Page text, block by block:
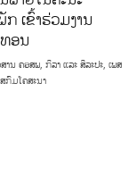
ເຂົ້າຮ່ວມງານ
ອນ
ານ ຄອສພ ,ກິລາ ແລະ ສິລະປະ ,ເພສ
ສກົມໂຄສະນາ